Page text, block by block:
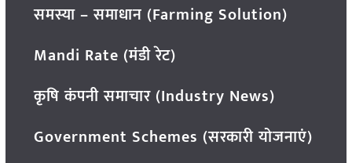
समस्या – समाधान (Farming Solution)
Mandi Rate (मंडी रेट)
कृषि कंपनी समाचार (Industry News)
Government Schemes (सरकारी योजनाएं)